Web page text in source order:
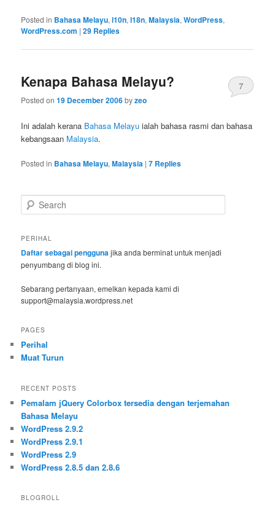
Posted in Bahasa Melayu,l10n,l18n,Malaysia,WordPress,
WordPress.com |29 Replies
Kenapa Bahasa Melayu?
Posted on19 December 2006byzeo
7
Ini adalah kerana Bahasa Melayu ialah bahasa rasmi dan bahasa
kebangsaan Malaysia.
Posted in Bahasa Melayu,Malaysia |7 Replies
e
r
h
PERIHAL
Daftar sebagai penggunajika anda berminat untuk menjadi
penyumbang di blog ini.
Sebarang pertanyaan, emelkan kepada kami di
support@malaysia.wordpress.net
PAGES
Perihal
Muat Turun
RECENT POSTS
Pemalam jQuery Colorbox tersedia dengan terjemahan
Bahasa Melayu
WordPress 2.9.2
WordPress 2.9.1
WordPress 2.9
WordPress 2.8.5 dan 2.8.6
BLOGROLL